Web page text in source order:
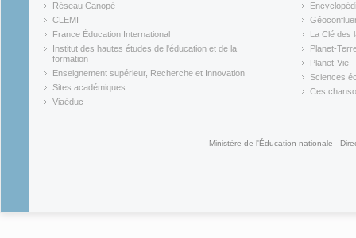
Réseau Canopé
(link is external)
CLEMI
(link is external)
France Éducation International
(link is external)
Institut des hautes études de l'éducation et de la
formation
(link is external)
Enseignement supérieur, Recherche et Innovation
(link is external)
Sites académiques
(link is external)
Viaéduc
(link is
(link is
La Clé des
(link is
Planet-
(link is
Planet-Vie
(link is
Sciences
(link is
Ces
Ministère de l'Éducation nationale -